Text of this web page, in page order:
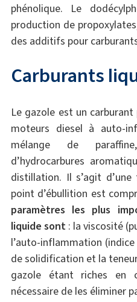
phénolique. Le
production de
des additifs pour
Carburants
Le gazole est un
moteurs diesel à auto-
mélange de
d’hydrocarbures
distillation. Il s’agit
point d’ébullition est
paramètres les plus
liquide sont: la viscosité
l’auto-inflammation
de solidification et la
gazole étant riches en
nécessaire de les éliminer